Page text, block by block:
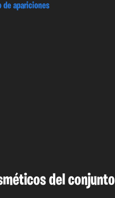
de apariciones
del conjunto